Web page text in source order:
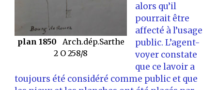
plan 1850 Arch.dép.Sarthe
2 O 258/8
alors qu’il
pourrait être
affecté à l’usage
public. L’agent-
voyer constate
que ce lavoir a
toujours été considéré comme public et que